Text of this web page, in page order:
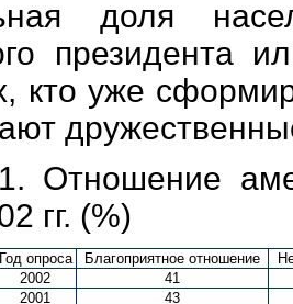
доля
кто уже
Отношение
гг. (%)
Год опроса Благоприятное отношение
2002
41
2001
43